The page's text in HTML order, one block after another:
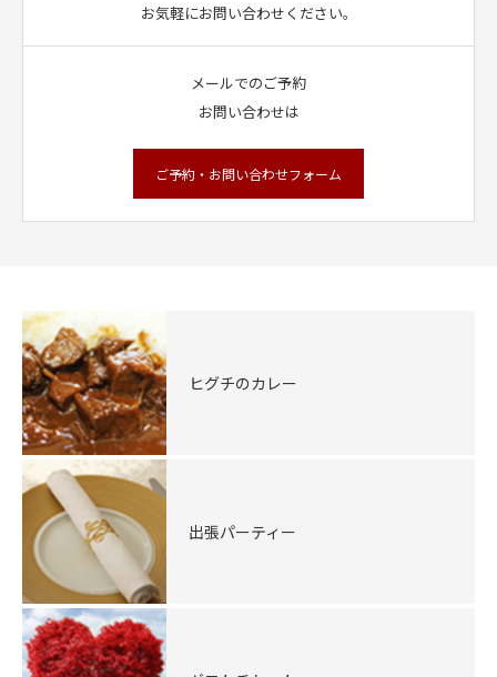
お気軽にお問い合わせください。
メールでのご予約
お問い合わせは
ご予約・お問い合わせフォーム
ヒグチのカレー
出張パーティー